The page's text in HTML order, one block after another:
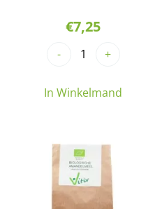
€7,25
- +
In Winkelmand